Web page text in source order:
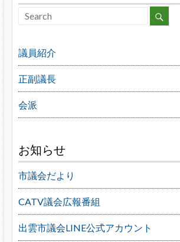
議員紹介
正副議長
会派
お知らせ
市議会だより
CATV議会広報番組
出雲市議会LINE公式アカウント